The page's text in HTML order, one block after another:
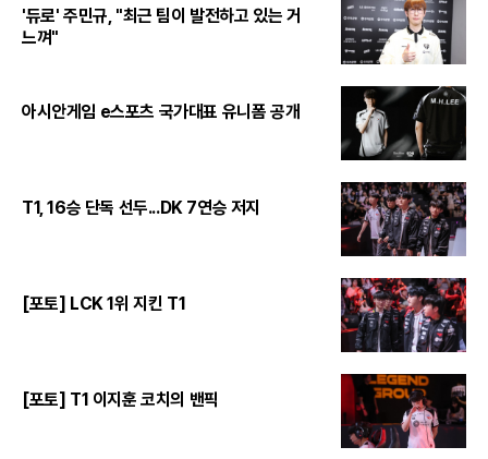
'듀로' 주민규, "최근 팀이 발전하고 있는 거
느껴"
아시안게임 e스포츠 국가대표 유니폼 공개
T1, 16승 단독 선두...DK 7연승 저지
[포토] LCK 1위 지킨 T1
[포토] T1 이지훈 코치의 밴픽